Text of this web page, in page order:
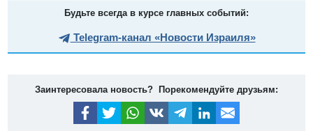
Будьте всегда в курсе главных событий:
Telegram-канал «Новости Израиля»
Заинтересовала новость? Порекомендуйте друзьям: